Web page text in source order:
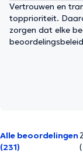
Vertrouwen en
topprioriteit.
zorgen dat elke
Alle beoordelingen
(231)